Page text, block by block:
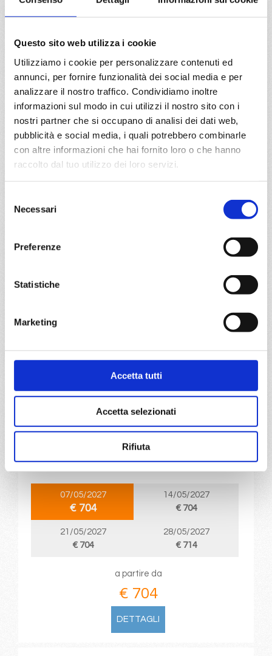
Questo sito web utilizza i cookie
Utilizziamo i cookie per personalizzare contenuti ed
annunci, per fornire funzionalità dei social media e per
analizzare il nostro traffico. Condividiamo inoltre
informazioni sul modo in cui utilizzi il nostro sito con i
nostri partner che si occupano di analisi dei dati web,
pubblicità e social media, i quali potrebbero combinarle
con altre informazioni che hai fornito loro o che hanno
raccolto dal tuo utilizzo dei loro servizi.
delNecessari
Preferenze
Statistiche
Marketing
Accetta tutti
Accetta selezionati
Rifiuta
€ 683
DETTAGLI
Mediterraneo8 giorni
daSplit croatiaconMSC
Armonia
Split croatia, Venezia, Dubrovnik, Corfu, Kotor, Brindisi, Split
croatia
21/10/2028
Mediterraneo8 giorni
World
Spezia, Civitavecchia, Palma de mallorca,
Provence(marseilles)
07/05/2027
€ 704
14/05/2027
€ 704
21/05/2027
€ 704
28/05/2027
€ 714
a partire da
€ 704
DETTAGLI